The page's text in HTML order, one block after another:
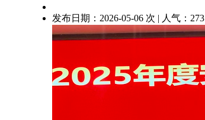
发布日期：2026-05-06 次 | 人气： 273